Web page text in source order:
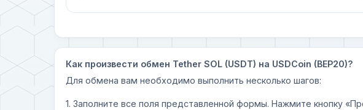
Как произвести обмен Tether SOL (USDT) на USDCoin (BEP20)?
Для обмена вам необходимо выполнить несколько шагов:
1. Заполните все поля представленной формы. Нажмите кнопку